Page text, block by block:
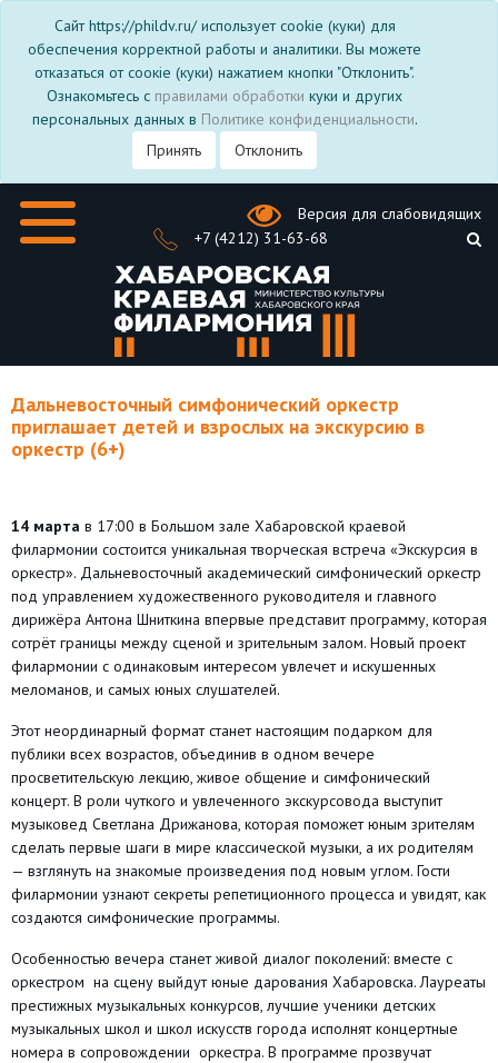
Сайт https://phildv.ru/ использует cookie (куки) для
обеспечения корректной работы и аналитики. Вы можете
отказаться от соокіе (куки) нажатием кнопки "Отклонить".
Ознакомьтесь с правилами обработки куки и других
персональных данных в Политике конфиденциальности.
Принять
Отклонить
Версия для слабовидящих
+7 (4212) 31-63-68
Дальневосточный симфонический оркестр
приглашает детей и взрослых на экскурсию в
оркестр (6+)
14 марта в 17:00 в Большом зале Хабаровской краевой
филармонии состоится уникальная творческая встреча «Экскурсия в
оркестр». Дальневосточный академический симфонический оркестр
под управлением художественного руководителя и главного
дирижёра Антона Шниткина впервые представит программу, которая
сотрёт границы между сценой и зрительным залом. Новый проект
филармонии с одинаковым интересом увлечет и искушенных
меломанов, и самых юных слушателей.
Этот неординарный формат станет настоящим подарком для
публики всех возрастов, объединив в одном вечере
просветительскую лекцию, живое общение и симфонический
концерт. В роли чуткого и увлеченного экскурсовода выступит
музыковед Светлана Дрижанова, которая поможет юным зрителям
сделать первые шаги в мире классической музыки, а их родителям
— взглянуть на знакомые произведения под новым углом. Гости
филармонии узнают секреты репетиционного процесса и увидят, как
создаются симфонические программы.
Особенностью вечера станет живой диалог поколений: вместе с
оркестром на сцену выйдут юные дарования Хабаровска. Лауреаты
престижных музыкальных конкурсов, лучшие ученики детских
музыкальных школ и школ искусств города исполнят концертные
номера в сопровождении оркестра. В программе прозвучат